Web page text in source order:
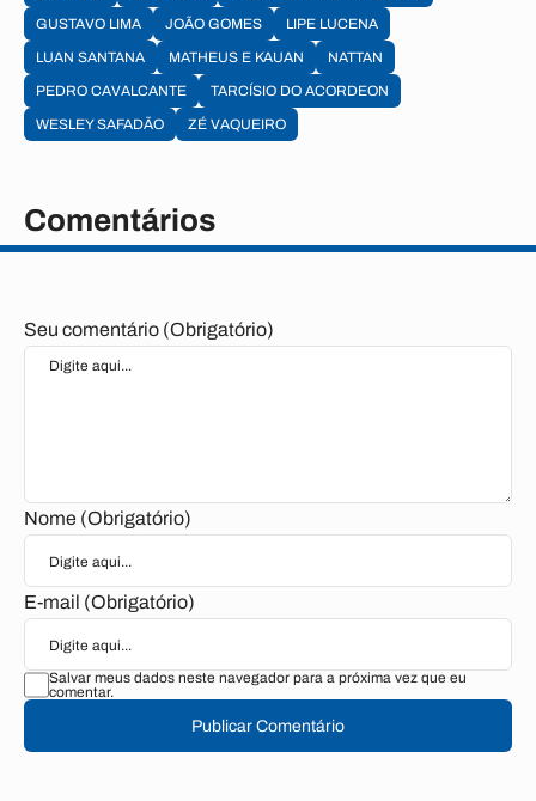
GUSTAVO LIMA
JOÃO GOMES
LIPE LUCENA
LUAN SANTANA
MATHEUS E KAUAN
NATTAN
PEDRO CAVALCANTE
TARCÍSIO DO ACORDEON
WESLEY SAFADÃO
ZÉ VAQUEIRO
Comentários
Seu comentário (Obrigatório)
Nome (Obrigatório)
E-mail (Obrigatório)
Salvar meus dados neste navegador para a próxima vez que eu
comentar.
Publicar Comentário